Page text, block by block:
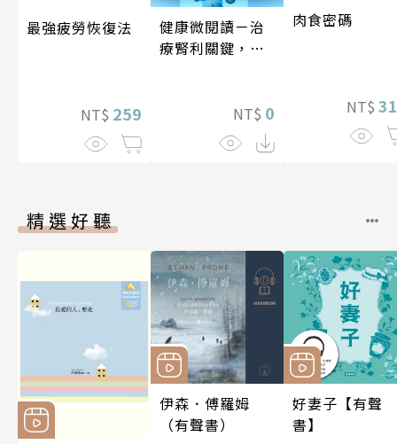
最強疲勞恢復法
NT$ 259
健康微閱讀－治
療腎利關鍵，血
NT$ 0
肉食密碼
NT$
精選好聽
伊森．傅羅姆
（有聲書）
好妻子【有聲
書】